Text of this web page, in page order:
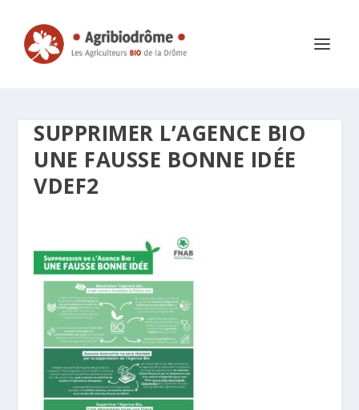
SUPPRIMER L’AGENCE BIO
UNE FAUSSE BONNE IDÉE
VDEF2